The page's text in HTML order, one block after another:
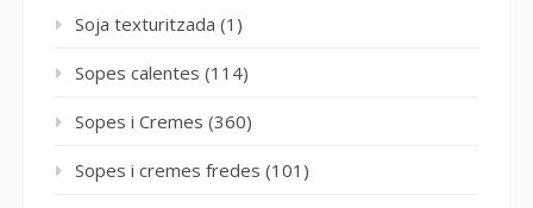
Soja texturitzada (1)
Sopes calentes (114)
Sopes i Cremes (360)
Sopes i cremes fredes (101)